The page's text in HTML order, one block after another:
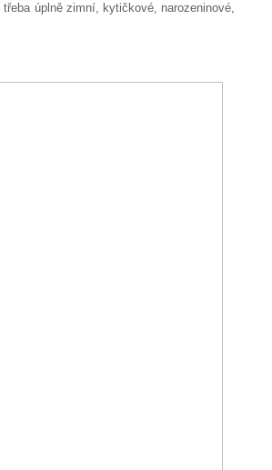
úplně zimní, kytičkové, narozeninové,